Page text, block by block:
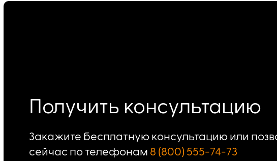
Получить консультацию
Закажите бесплатную консультацию или
сейчас по телефонам 8 (800) 555-74-73